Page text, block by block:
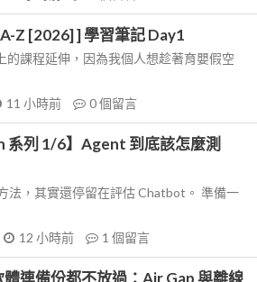
Z [2026] ] 學習筆記 Day1
的課程延伸，因為我個人想趁著育嬰假空
11 小時前 0個留言
系列 1/6】Agent 到底該怎麼測
法，其實還停留在評估 Chatbot。 準備一
12 小時前 1 個留言
連備份都不放過：Air Gap 與離線